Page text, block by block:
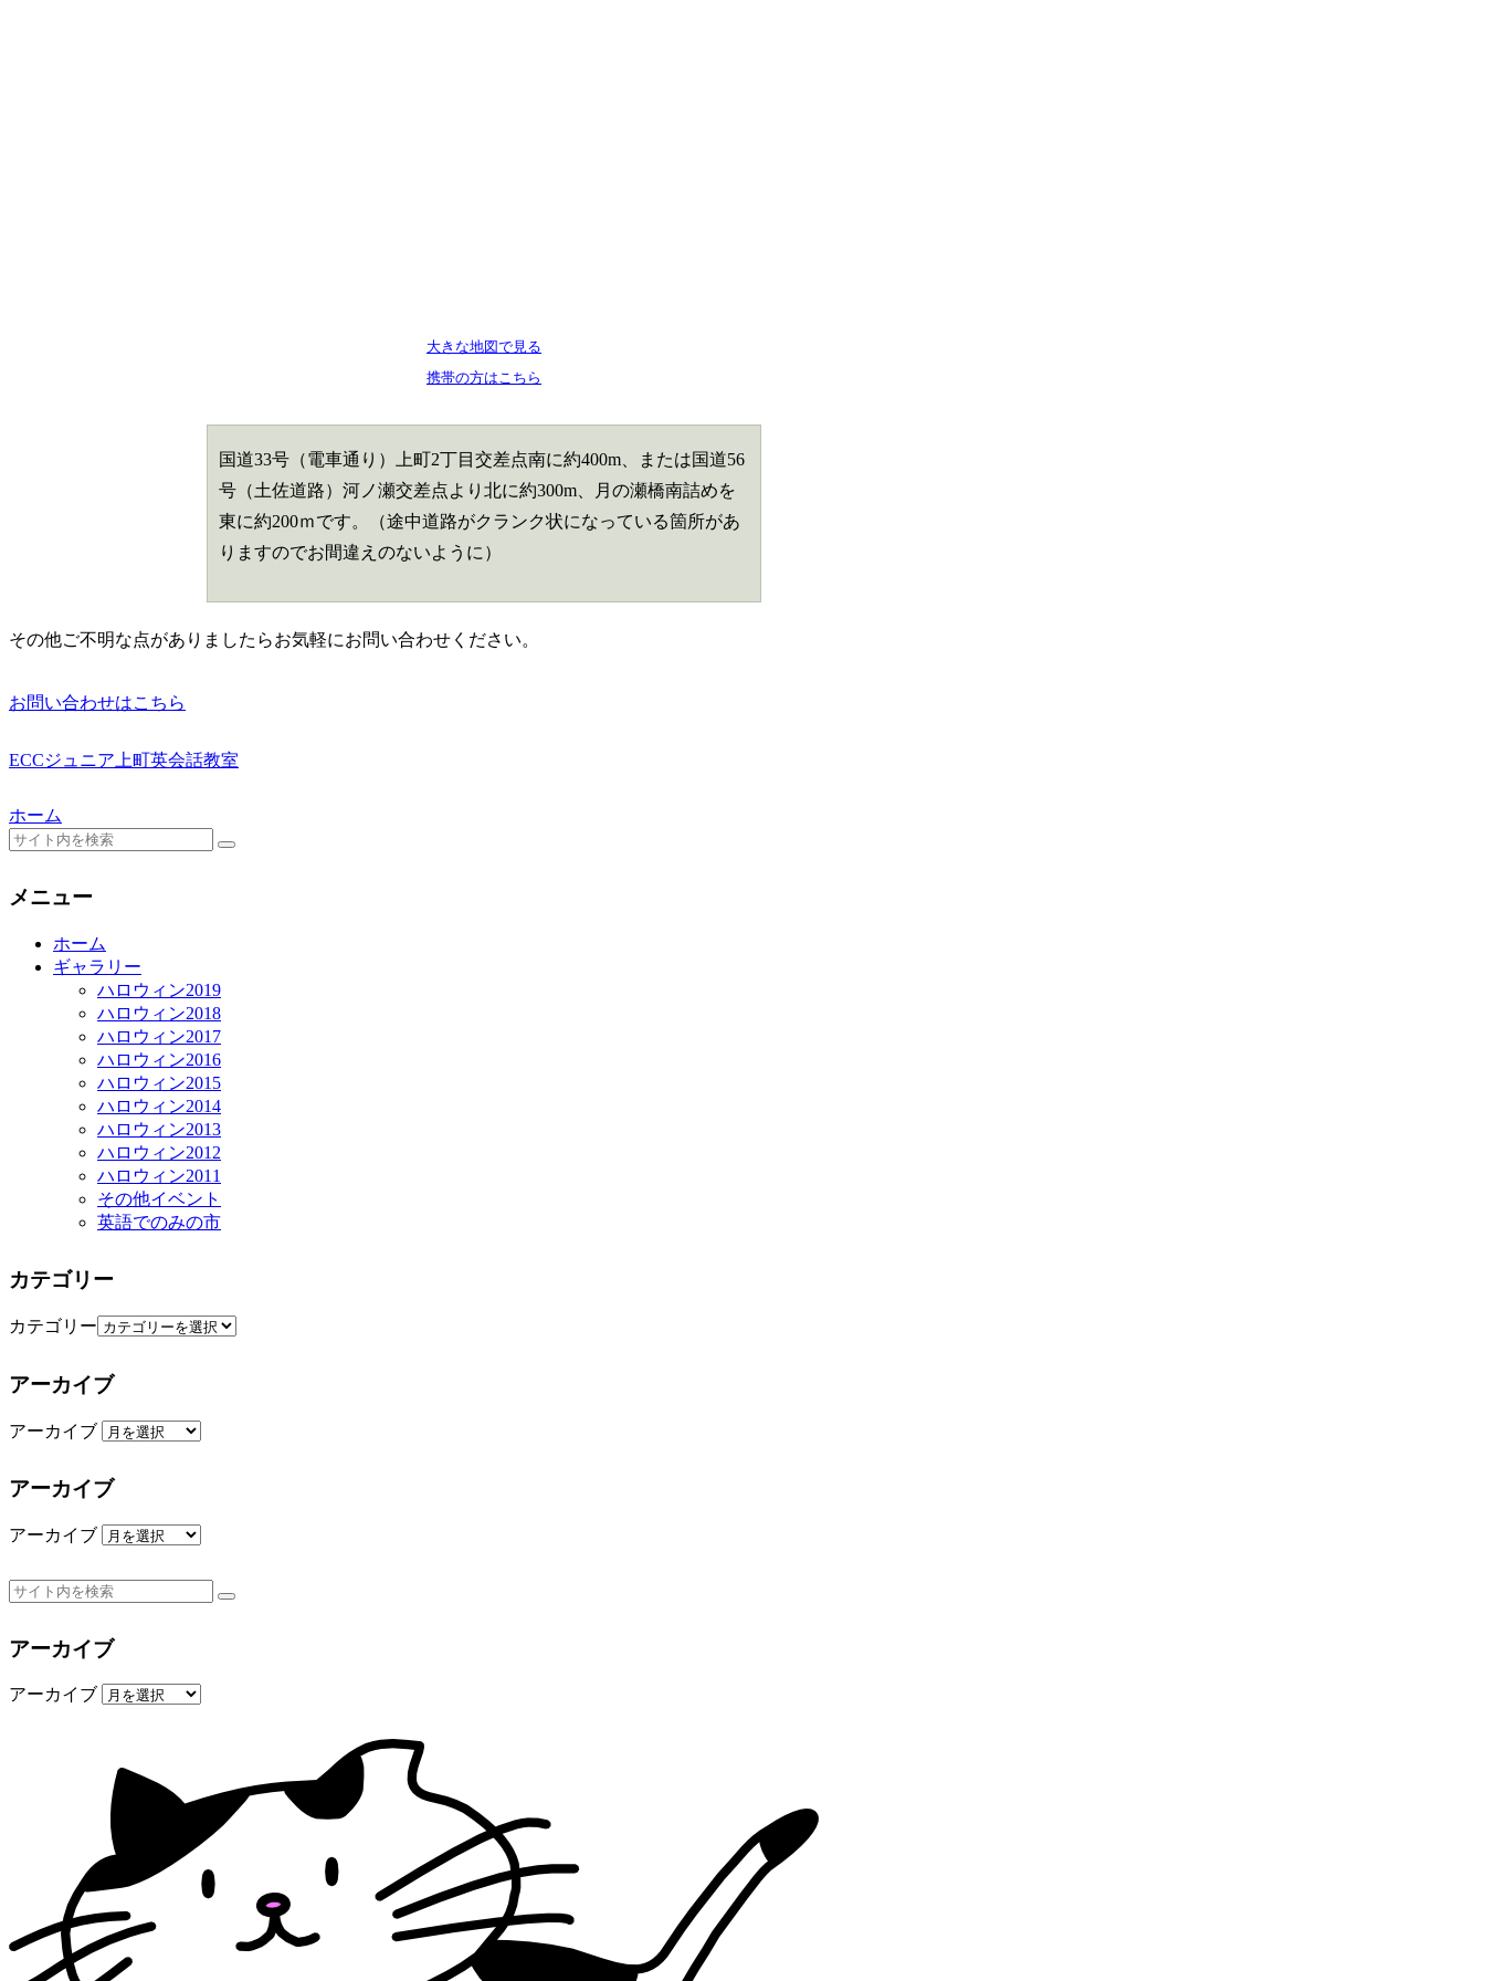
大きな地図で見る
携帯の方はこちら
国道33号（電車通り）上町2丁目交差点南に約400m、または国道56
号（土佐道路）河ノ瀬交差点より北に約300m、月の瀬橋南詰めを
東に約200ｍです。（途中道路がクランク状になっている箇所があ
りますのでお間違えのないように）
その他ご不明な点がありましたらお気軽にお問い合わせください。
お問い合わせはこちら
ECCジュニア上町英会話教室
ホーム
メニュー
ホーム
ギャラリー
ハロウィン2019
ハロウィン2018
ハロウィン2017
ハロウィン2016
ハロウィン2015
ハロウィン2014
ハロウィン2013
ハロウィン2012
ハロウィン2011
その他イベント
英語でのみの市
カテゴリー
カテゴリー
アーカイブ
アーカイブ
アーカイブ
アーカイブ
アーカイブ
アーカイブ